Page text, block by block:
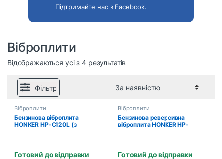
Підтримайте нас в Facebook.
Віброплити
Відображаються усі з 4 результатів
Фільтр
Віброплити
Бензинова віброплита
HONKER HP-C120L (з
Готовий до відправки
Віброплити
Бензинова реверсивна
віброплита HONKER HP-
Готовий до відправки